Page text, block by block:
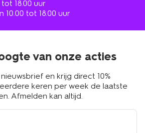
18.00 uur
10.00 tot 18.00 uur
van onze acties
en krijg direct 10%
keren per week de laatste
Afmelden kan altijd.